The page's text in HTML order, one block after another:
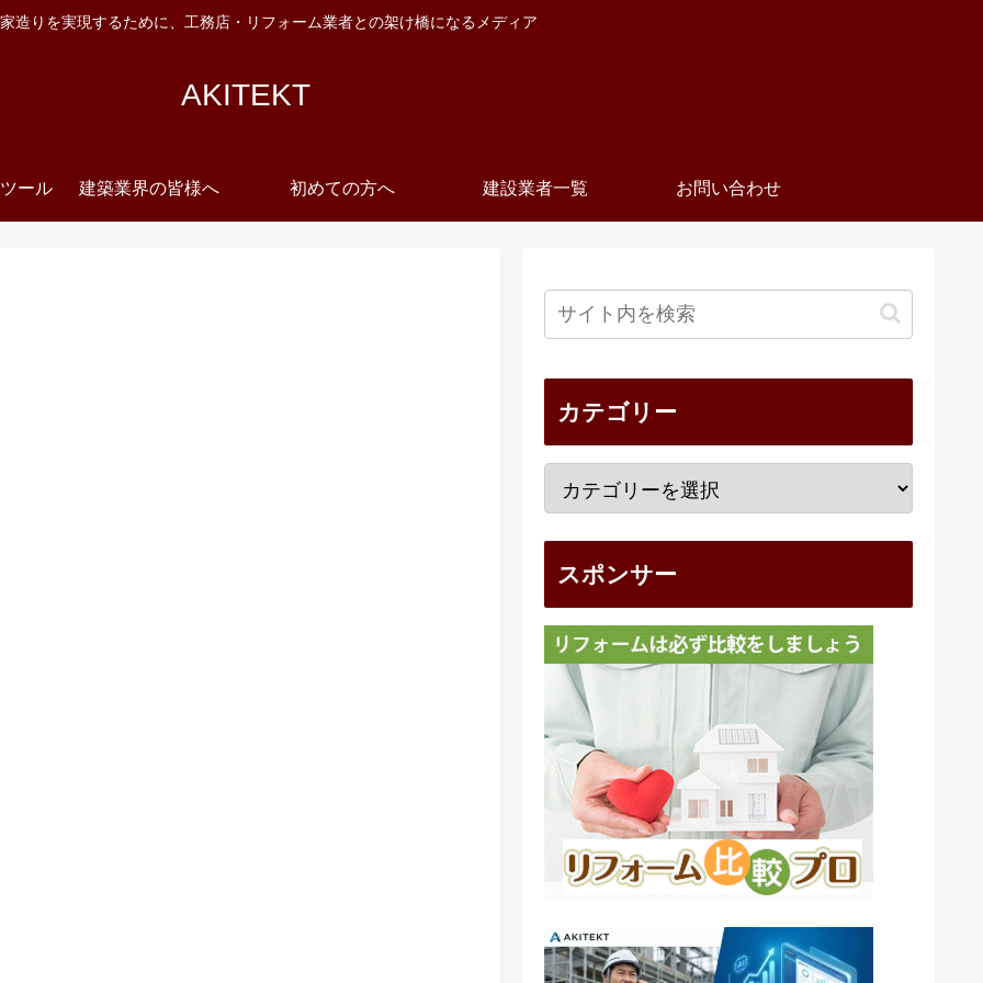
造りを実現するために、工務店・リフォーム業者との架け橋になるメディア
AKITEKT
ール 建築業界の皆様へ 初めての方へ 建設業者一覧 お問い合わせ
カテゴリー
スポンサー